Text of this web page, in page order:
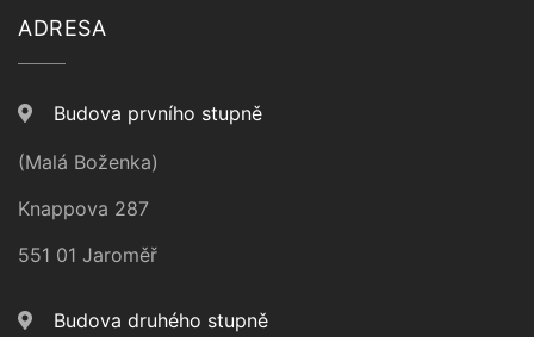
ADRESA
Budova prvního stupně
(Malá Boženka)
Knappova 287
551 01 Jaroměř
Budova druhého stupně